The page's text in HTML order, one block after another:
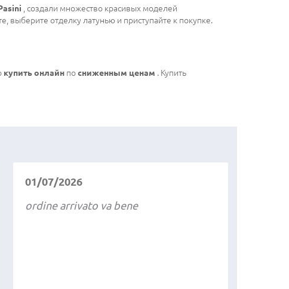
, создали множество красивых моделей
выберите отделку латунью и приступайте к покупке.
купить онлайн посниженным ценам . Купить
01/07/2026
ordine arrivato va bene